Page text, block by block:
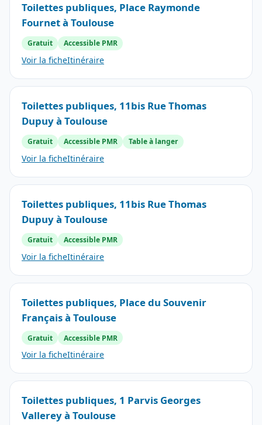
Toilettes publiques, Place Raymonde
Fournet à Toulouse
Gratuit Accessible PMR
Voir la ficheItinéraire
Toilettes publiques, 11bis Rue Thomas
Dupuy à Toulouse
Gratuit Accessible PMR Table à langer
Voir la ficheItinéraire
Toilettes publiques, 11bis Rue Thomas
Dupuy à Toulouse
Gratuit Accessible PMR
Voir la ficheItinéraire
Toilettes publiques, Place du Souvenir
Français à Toulouse
Gratuit Accessible PMR
Voir la ficheItinéraire
Toilettes publiques, 1 Parvis Georges
Vallerey à Toulouse